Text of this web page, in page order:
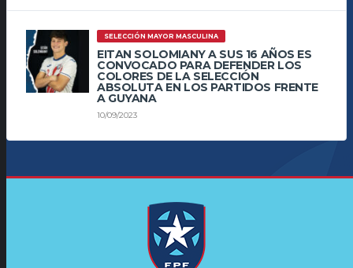
SELECCIÓN MAYOR MASCULINA
EITAN SOLOMIANY A SUS 16 AÑOS ES
CONVOCADO PARA DEFENDER LOS
COLORES DE LA SELECCIÓN
ABSOLUTA EN LOS PARTIDOS FRENTE
A GUYANA
10/09/2023